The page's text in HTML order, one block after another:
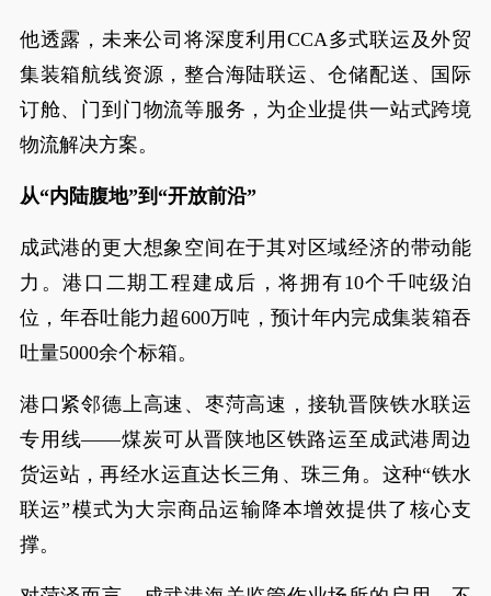
他透露，未来公司将深度利用CCA多式联运及外贸
集装箱航线资源，整合海陆联运、仓储配送、国际
订舱、门到门物流等服务，为企业提供一站式跨境
物流解决方案。
从“内陆腹地”到“开放前沿”
成武港的更大想象空间在于其对区域经济的带动能
力。港口二期工程建成后，将拥有10个千吨级泊
位，年吞吐能力超600万吨，预计年内完成集装箱吞
吐量5000余个标箱。
港口紧邻德上高速、枣菏高速，接轨晋陕铁水联运
专用线——煤炭可从晋陕地区铁路运至成武港周边
货运站，再经水运直达长三角、珠三角。这种“铁水
联运”模式为大宗商品运输降本增效提供了核心支
撑。